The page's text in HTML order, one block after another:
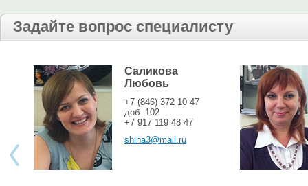
Задайте вопрос специалисту
Саликова
Любовь
+7 (846) 372 10 47
доб. 102
+7 917 119 48 47
shina3@mail.ru